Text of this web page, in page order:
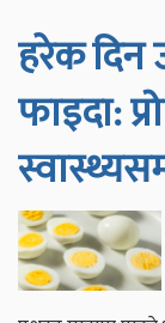
हरेक दिन
फाइदा: